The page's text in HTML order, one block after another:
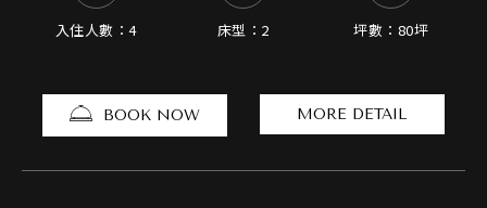
入住人數：4 床型：2 坪數：80坪
BOOK NOW MORE DETAIL